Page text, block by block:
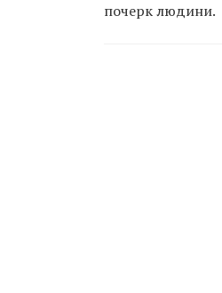
почерк людини.